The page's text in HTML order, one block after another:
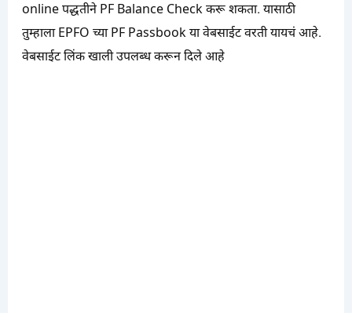
online पद्धतीने PF Balance Check करू शकता. यासाठी
तुम्हाला EPFO च्या PF Passbook या वेबसाईट वरती यायचं आहे.
वेबसाईट लिंक खाली उपलब्ध करून दिले आहे